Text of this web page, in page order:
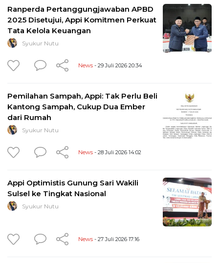
Ranperda Pertanggungjawaban APBD
2025 Disetujui, Appi Komitmen Perkuat
Tata Kelola Keuangan
Syukur Nutu
News - 29 Juli 2026 20:34
Pemilahan Sampah, Appi: Tak Perlu Beli
Kantong Sampah, Cukup Dua Ember
dari Rumah
Syukur Nutu
News - 28 Juli 2026 14:02
Appi Optimistis Gunung Sari Wakili
Sulsel ke Tingkat Nasional
Syukur Nutu
News - 27 Juli 2026 17:16